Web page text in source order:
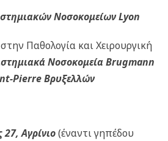
Νοσοκομείων Lyon
Παθολογία και Χειρουργική
Νοσοκομεία Brugmann
Pierre Βρυξελλών
Αγρίνιο(έναντι γηπέδου